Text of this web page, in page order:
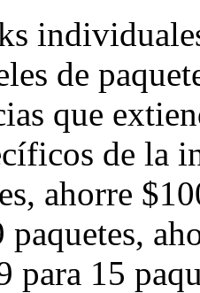
de
que
de la
ahorre
paquetes,
para 15